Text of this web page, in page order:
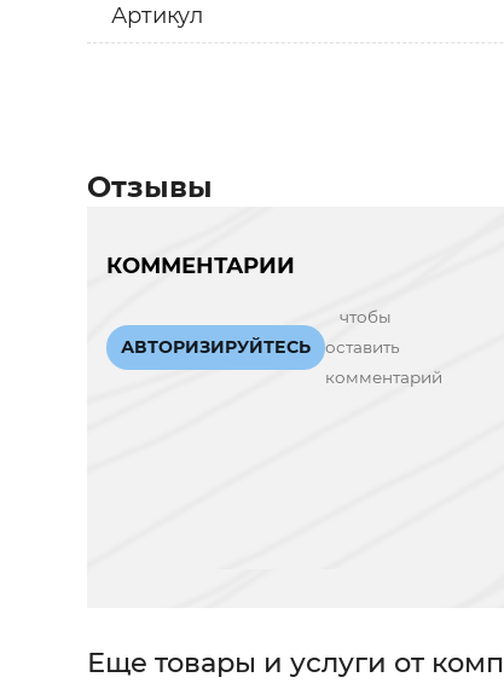
Артикул
Отзывы
КОММЕНТАРИИ
АВТОРИЗИРУЙТЕСЬ
чтобы
оставить
комментарий
Еще товары и услуги от